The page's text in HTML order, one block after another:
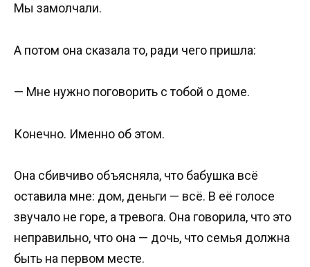
Мы замолчали.
А потом она сказала то, ради чего пришла:
— Мне нужно поговорить с тобой о доме.
Конечно. Именно об этом.
Она сбивчиво объясняла, что бабушка всё
оставила мне: дом, деньги — всё. В её голосе
звучало не горе, а тревога. Она говорила, что это
неправильно, что она — дочь, что семья должна
быть на первом месте.